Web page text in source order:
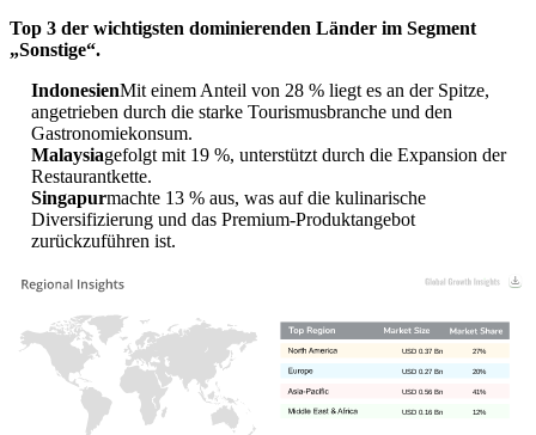
Top 3 der wichtigsten dominierenden Länder im Segment
„Sonstige“.
IndonesienMit einem Anteil von 28 % liegt es an der Spitze,
angetrieben durch die starke Tourismusbranche und den
Gastronomiekonsum.
Malaysiagefolgt mit 19 %, unterstützt durch die Expansion der
Restaurantkette.
Singapurmachte 13 % aus, was auf die kulinarische
Diversifizierung und das Premium-Produktangebot
zurückzuführen ist.
12%
USD 0.16 Bn
41%
USD 0.56 Bn
20%
USD 0.27 Bn
27%
USD 0.37 Bn